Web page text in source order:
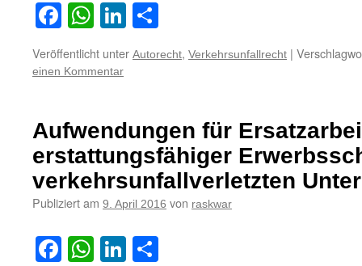
Facebook
WhatsApp
LinkedIn
Veröffentlicht unter Autorecht, Verkehrsunfallrecht |
einen Kommentar
Aufwendungen für
erstattungsfähiger
verkehrsunfallverletzten
Publiziert am 9. April 2016 von raskwar
Facebook
WhatsApp
LinkedIn